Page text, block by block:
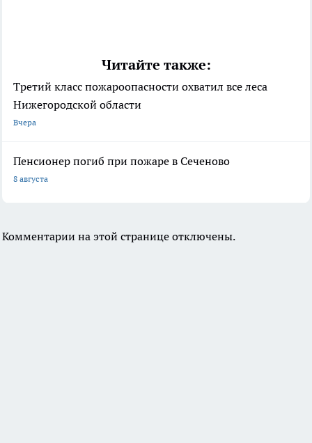
Читайте также:
Третий класс пожароопасности охватил все леса
Нижегородской области
Вчера
Пенсионер погиб при пожаре в Сеченово
8 августа
Комментарии на этой странице отключены.